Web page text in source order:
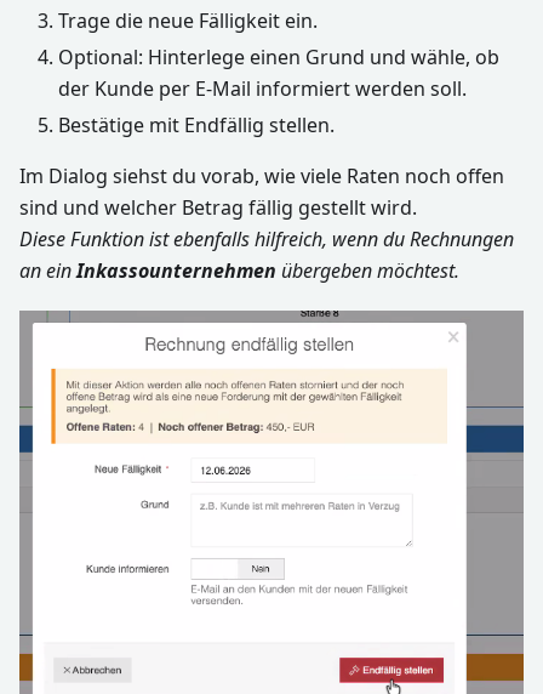
Trage die neue Fälligkeit ein.
Optional: Hinterlege einen Grund und wähle, ob
der Kunde per E-Mail informiert werden soll.
Bestätige mit Endfällig stellen.
Im Dialog siehst du vorab, wie viele Raten noch offen
sind und welcher Betrag fällig gestellt wird.
Diese Funktion ist ebenfalls hilfreich, wenn du Rechnungen
an einInkassounternehmen übergeben möchtest.